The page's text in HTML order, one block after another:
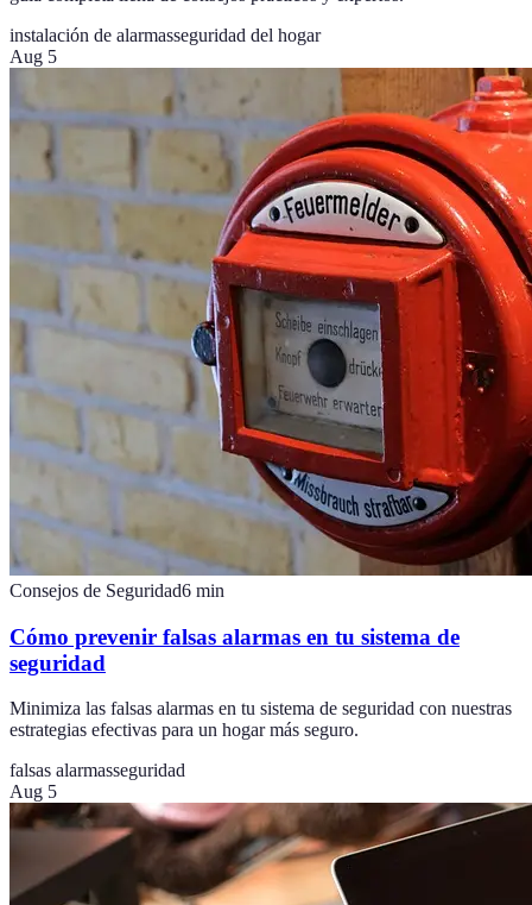
instalación de alarmasseguridad del hogar
Aug 5
Consejos de Seguridad6 min
Cómo prevenir falsas alarmas en tu sistema de
seguridad
Minimiza las falsas alarmas en tu sistema de seguridad con nuestras
estrategias efectivas para un hogar más seguro.
falsas alarmasseguridad
Aug 5